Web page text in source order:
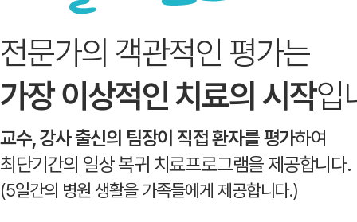
전문가의 객관적인 평가는
가장 이상적인 치료의 시작입
교수, 강사 출신의 팀장이 직접 환자를 평가하여
최단기간의 일상 복귀 치료프로그램을 제공합니다.
(5일간의 병원 생활을 가족들에게 제공합니다.)